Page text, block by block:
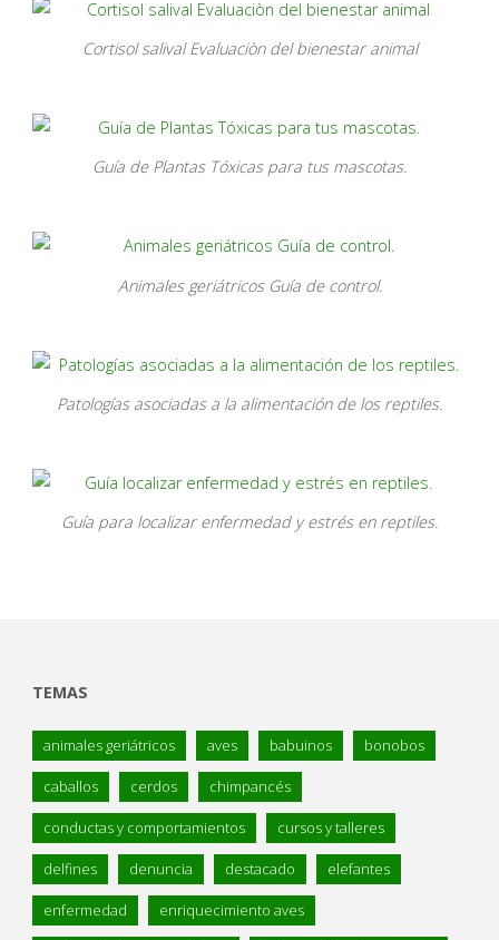
Cortisol salival Evaluaciòn del bienestar animal
Guía de Plantas Tóxicas para tus mascotas.
Animales geriátricos Guía de control.
Patologías asociadas a la alimentación de los reptiles.
Guía para localizar enfermedad y estrés en reptiles.
TEMAS
animales geriátricos aves babuinos bonobos
caballos cerdos chimpancés
conductas y comportamientos cursos y talleres
delfines denuncia destacado elefantes
enfermedad enriquecimiento aves